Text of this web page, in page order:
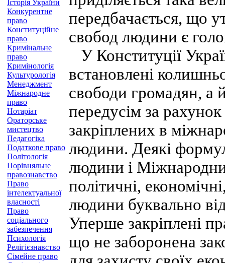
Історія України
Конкурентне
право
Конституційне
право
Кримінальне
право
Кримінологія
Культурологія
Менеджмент
Міжнародне
право
Нотаріат
Ораторське
мистецтво
Педагогіка
Податкове право
Політологія
Порівняльне
правознавство
Право
інтелектуальної
власності
Право
соціального
забезпечення
Психологія
Релігієзнавство
Сімейне право
передбачається, що
свобод людини є
У Конституції
встановлені
свободи громадян, а
передусім за
закріплених в
людини. Деякі
людини і
політичні,
людини буквально
Уперше закріплені
що не заборонена